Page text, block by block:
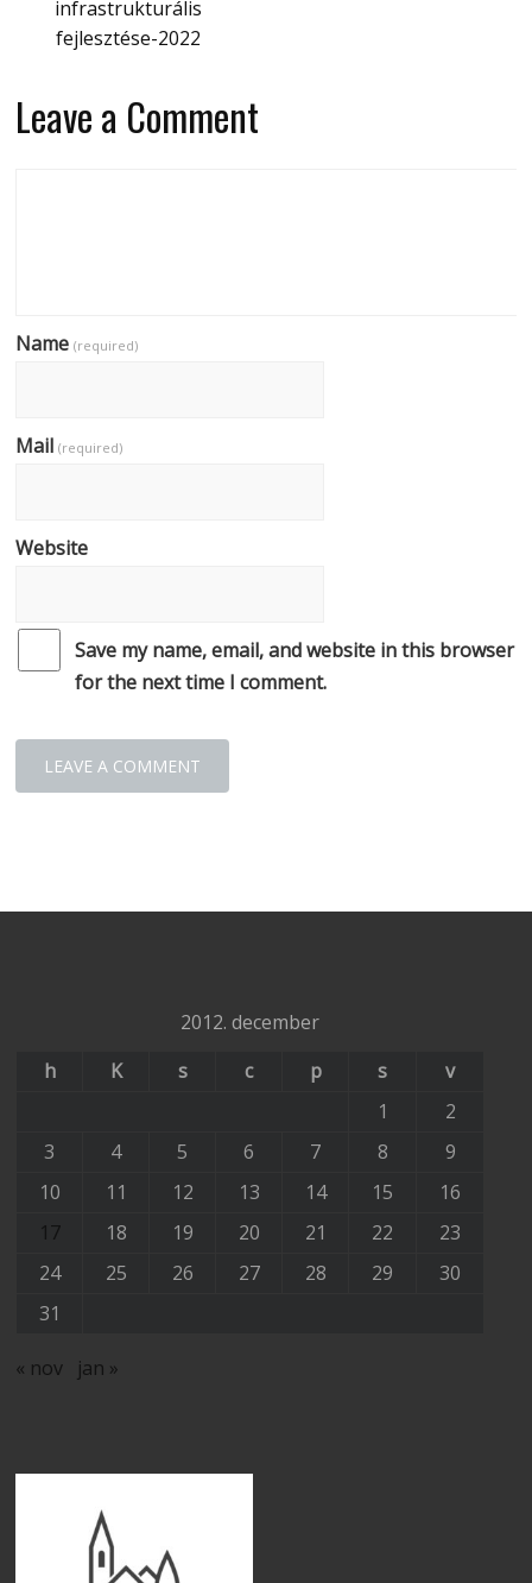
infrastrukturális
fejlesztése-2022
Leave a Comment
Name(required)
Mail(required)
Website
Save my name, email, and website in this browser
for the next time I comment.
2012. december
h
K s c p s
v
1
2
3
4 5 6 7 8
9
10
11 12 13 14 15
16
17
18 19 20 21 22
23
24
25 26 27 28 29
30
31
« nov jan »